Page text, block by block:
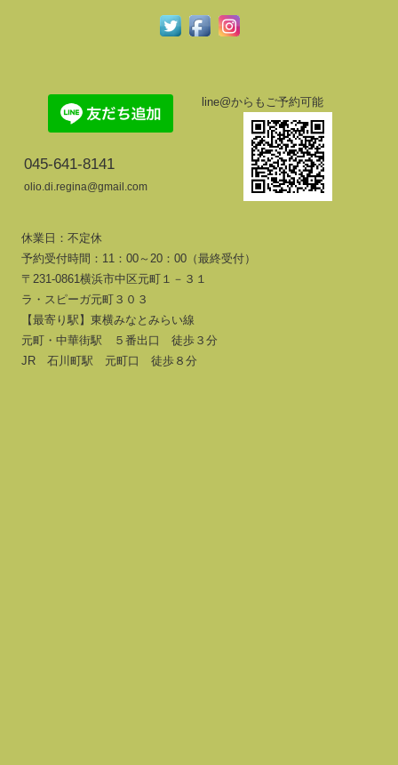
045-641-8141
olio.di.regina@gmail.com
line@からもご予約可能
休業日：不定休
予約受付時間：11：00～20：00（最終受付）
〒231-0861横浜市中区元町１－３１
ラ・スピーガ元町３０３
【最寄り駅】東横みなとみらい線
元町・中華街駅 ５番出口 徒歩３分
JR 石川町駅 元町口 徒歩８分